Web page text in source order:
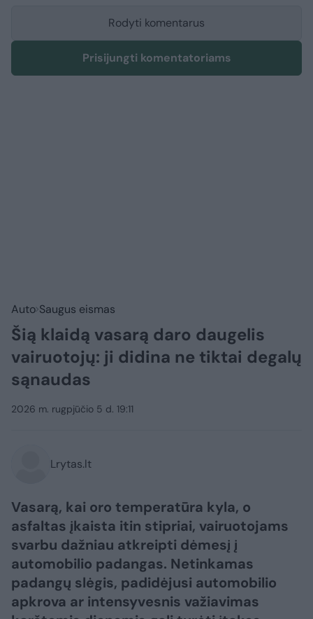
Rodyti komentarus
Prisijungti komentatoriams
Auto Saugus eismas
Šią klaidą vasarą daro daugelis
vairuotojų: ji didina ne tiktai degalų
sąnaudas
2026 m. rugpjūčio 5 d. 19:11
Lrytas.lt
Vasarą, kai oro temperatūra kyla, o
asfaltas įkaista itin stipriai, vairuotojams
svarbu dažniau atkreipti dėmesį į
automobilio padangas. Netinkamas
padangų slėgis, padidėjusi automobilio
apkrova ar intensyvesnis važiavimas